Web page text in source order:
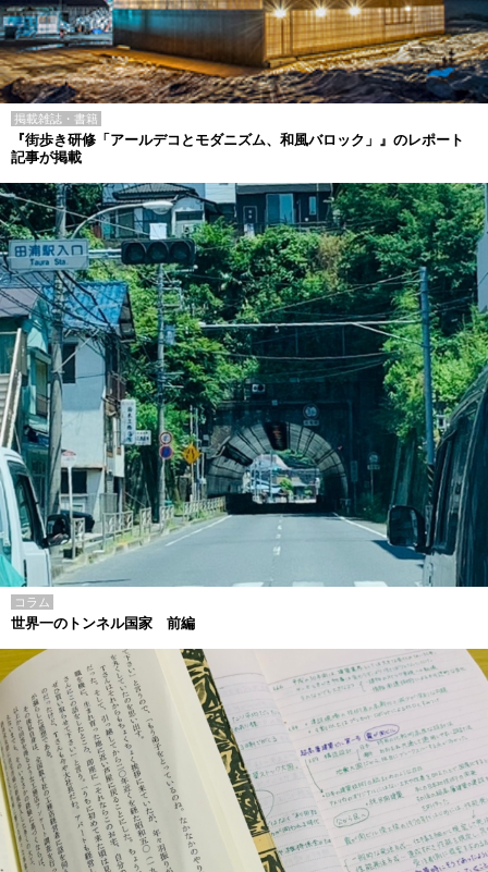
掲載雑誌・書籍
『街歩き研修「アールデコとモダニズム、和風バロック」』のレポート
記事が掲載
コラム
世界一のトンネル国家 前編